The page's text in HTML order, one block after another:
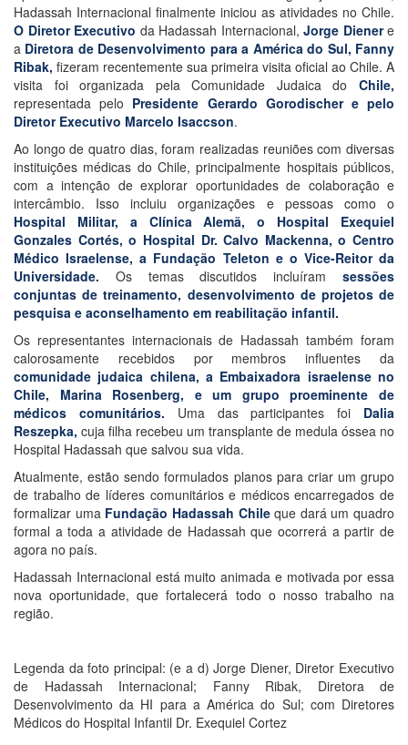
Hadassah Internacional finalmente iniciou as atividades no Chile.
O Diretor Executivo da Hadassah Internacional, Jorge Dienere
a Diretora de Desenvolvimento para a América do Sul, Fanny
Ribak, fizeram recentemente sua primeira visita oficial ao Chile. A
visita foi organizada pela Comunidade Judaica do Chile,
representada pelo Presidente Gerardo Gorodischer e pelo
Diretor Executivo Marcelo Isaccson.
Ao longo de quatro dias, foram realizadas reuniões com diversas
instituições médicas do Chile, principalmente hospitais públicos,
com a intenção de explorar oportunidades de colaboração e
intercâmbio. Isso incluiu organizações e pessoas como o
Hospital Militar, a Clínica Alemã, o Hospital Exequiel
Gonzales Cortés, o Hospital Dr. Calvo Mackenna, o Centro
Médico Israelense, a Fundação Teleton e o Vice-Reitor da
Universidade. Os temas discutidos incluíram sessões
conjuntas de treinamento, desenvolvimento de projetos de
pesquisa e aconselhamento em reabilitação infantil.
Os representantes internacionais de Hadassah também foram
calorosamente recebidos por membros influentes da
comunidade judaica chilena, a Embaixadora israelense no
Chile, Marina Rosenberg, e um grupo proeminente de
médicos comunitários. Uma das participantes foi Dalia
Reszepka, cuja filha recebeu um transplante de medula óssea no
Hospital Hadassah que salvou sua vida.
Atualmente, estão sendo formulados planos para criar um grupo
de trabalho de líderes comunitários e médicos encarregados de
formalizar uma Fundação Hadassah Chileque dará um quadro
formal a toda a atividade de Hadassah que ocorrerá a partir de
agora no país.
Hadassah Internacional está muito animada e motivada por essa
nova oportunidade, que fortalecerá todo o nosso trabalho na
região.
Legenda da foto principal: (e a d) Jorge Diener, Diretor Executivo
de Hadassah Internacional; Fanny Ribak, Diretora de
Desenvolvimento da HI para a América do Sul; com Diretores
Médicos do Hospital Infantil Dr. Exequiel Cortez